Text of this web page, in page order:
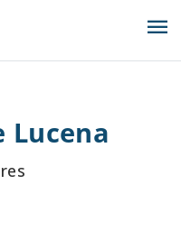
menu
Lucena